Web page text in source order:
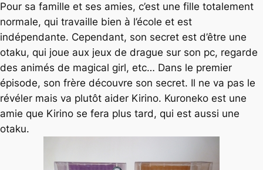
Pour sa famille et ses amies, c’est une fille totalement
normale, qui travaille bien à l’école et est
indépendante. Cependant, son secret est d’être une
otaku, qui joue aux jeux de drague sur son pc, regarde
des animés de magical girl, etc… Dans le premier
épisode, son frère découvre son secret. Il ne va pas le
révéler mais va plutôt aider Kirino. Kuroneko est une
amie que Kirino se fera plus tard, qui est aussi une
otaku.